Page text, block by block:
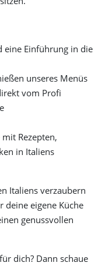
eine Einführung in die
unseres Menüs
vom Profi
Rezepten,
in Italiens
Italiens verzaubern
eigene Küche
genussvollen
dich? Dann schaue